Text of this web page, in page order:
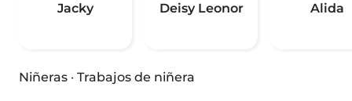
Jacky Deisy Leonor Alida
Niñeras · Trabajos de niñera